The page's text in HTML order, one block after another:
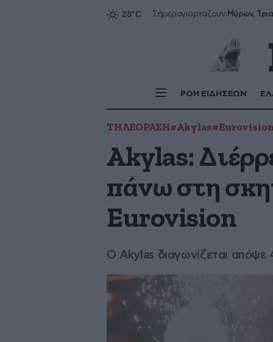
Σήμεραγιορτάζουν:
ΡΟΗ ΕΙΔΗΣΕΩΝ
ΤΗΛΕΟΡΑΣΗ#Akylas#Eurovision
Akylas:
πάνω στη
Eurovision
Ο Akylas διαγωνίζεται απόψε